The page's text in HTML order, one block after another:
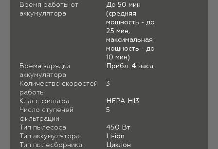
Время работы от
аккумулятора
До 50 мин
(средняя
мощность - до
25 мин,
максимальная
мощность - до
10 мин)
Время зарядки
аккумулятора
Прибл. 4 часа
Количество скоростей
работы
3
Класс фильтра
НЕРА H13
Число ступеней
фильтрации
5
Тип пылесоса
450 Вт
Тип аккумулятора
Li-ion
Тип пылесборника
Циклон